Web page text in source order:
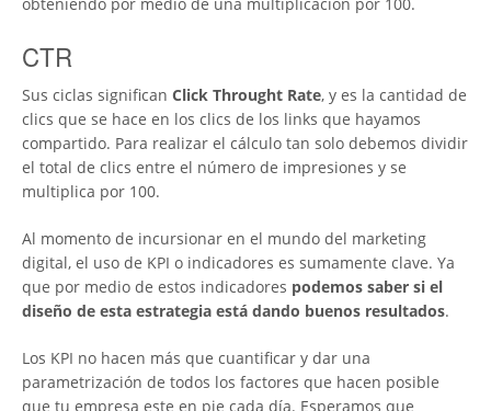
CTR
Sus ciclas significan Click Throught Rate, y es la cantidad de
clics que se hace en los clics de los links que hayamos
compartido. Para realizar el cálculo tan solo debemos dividir
el total de clics entre el número de impresiones y se
multiplica por 100.
Al momento de incursionar en el mundo del marketing
digital, el uso de KPI o indicadores es sumamente clave. Ya
que por medio de estos indicadores podemos saber si el
diseño de esta estrategia está dando buenos resultados.
Los KPI no hacen más que cuantificar y dar una
parametrización de todos los factores que hacen posible
que tu empresa este en pie cada día. Esperamos que